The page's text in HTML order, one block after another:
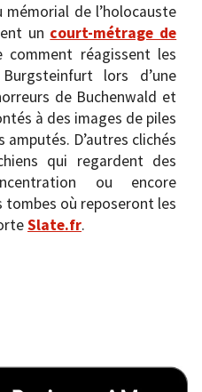
mémorial de l’holocauste
un court-métrage de
réagissent les
lors d’une
de Buchenwald et
à des images de piles
D’autres clichés
qui regardent des
ou encore
tombes où reposeront les
Slate.fr.